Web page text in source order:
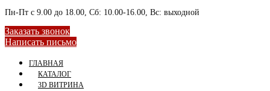
Пн-Пт с 9.00 до 18.00, Сб: 10.00-16.00, Вс: выходной
Заказать звонок
Написать письмо
ГЛАВНАЯ
КАТАЛОГ
3D ВИТРИНА